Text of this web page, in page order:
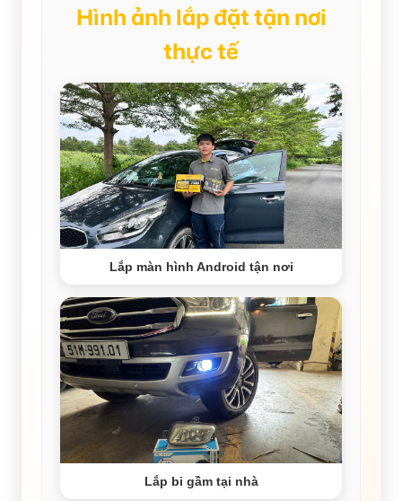
Hình ảnh lắp đặt tận nơi
thực tế
Lắp màn hình Android tận nơi
Lắp bi gầm tại nhà